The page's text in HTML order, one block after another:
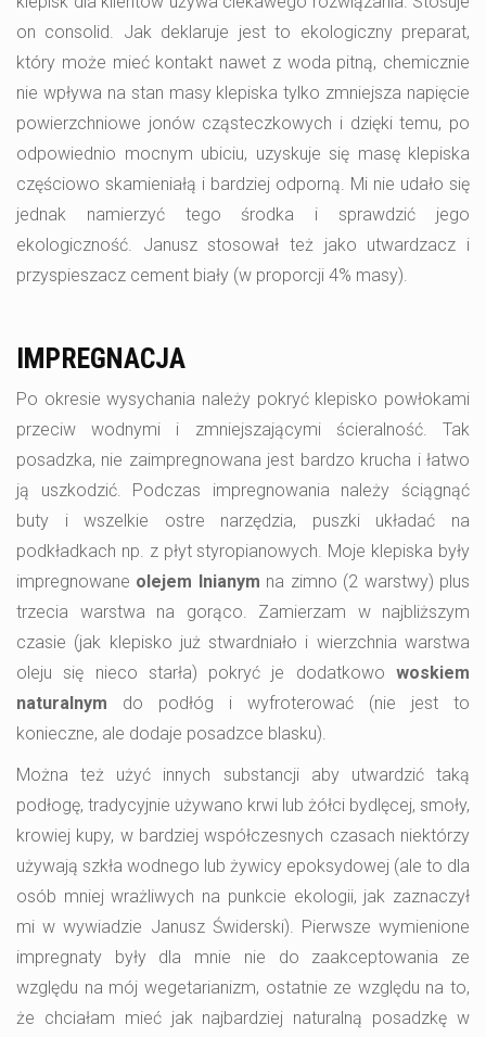
on consolid. Jak deklaruje jest to ekologiczny preparat,
który może mieć kontakt nawet z woda pitną, chemicznie
nie wpływa na stan masy klepiska tylko zmniejsza napięcie
powierzchniowe jonów cząsteczkowych i dzięki temu, po
odpowiednio mocnym ubiciu, uzyskuje się masę klepiska
częściowo skamieniałą i bardziej odporną. Mi nie udało się
jednak namierzyć tego środka i sprawdzić jego
ekologiczność. Janusz stosował też jako utwardzacz i
przyspieszacz cement biały (w proporcji 4% masy).
IMPREGNACJA
Po okresie wysychania należy pokryć klepisko powłokami
przeciw wodnymi i zmniejszającymi ścieralność. Tak
posadzka, nie zaimpregnowana jest bardzo krucha i łatwo
ją uszkodzić. Podczas impregnowania należy ściągnąć
buty i wszelkie ostre narzędzia, puszki układać na
podkładkach np. z płyt styropianowych. Moje klepiska były
impregnowane olejem lnianym na zimno (2 warstwy) plus
trzecia warstwa na gorąco. Zamierzam w najbliższym
czasie (jak klepisko już stwardniało i wierzchnia warstwa
oleju się nieco starła) pokryć je dodatkowo woskiem
naturalnym do podłóg i wyfroterować (nie jest to
konieczne, ale dodaje posadzce blasku).
Można też użyć innych substancji aby utwardzić taką
podłogę, tradycyjnie używano krwi lub żółci bydlęcej, smoły,
krowiej kupy, w bardziej współczesnych czasach niektórzy
używają szkła wodnego lub żywicy epoksydowej (ale to dla
osób mniej wrażliwych na punkcie ekologii, jak zaznaczył
mi w wywiadzie Janusz Świderski). Pierwsze wymienione
impregnaty były dla mnie nie do zaakceptowania ze
względu na mój wegetarianizm, ostatnie ze względu na to,
że chciałam mieć jak najbardziej naturalną posadzkę w